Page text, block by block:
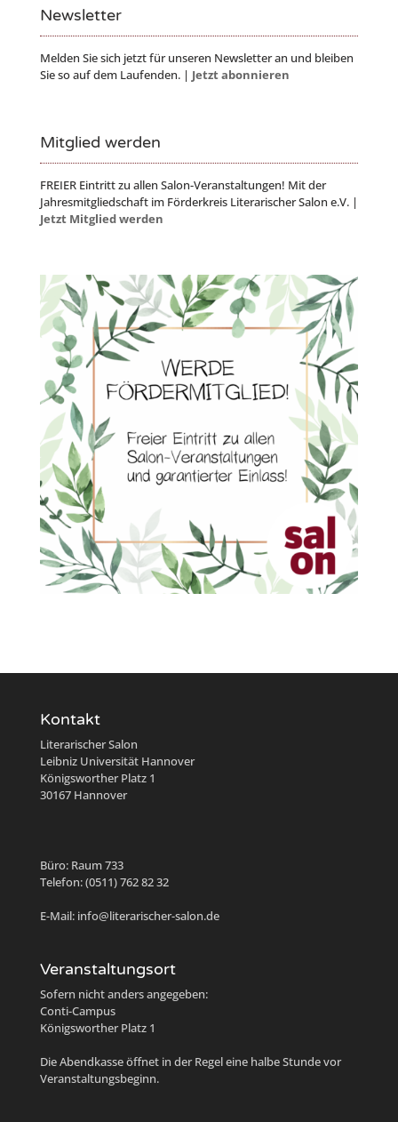
Newsletter
Melden Sie sich jetzt für unseren Newsletter an und bleiben
Sie so auf dem Laufenden. | Jetzt abonnieren
Mitglied werden
FREIER Eintritt zu allen Salon-Veranstaltungen! Mit der
Jahresmitgliedschaft im Förderkreis Literarischer Salon e.V. |
Jetzt Mitglied werden
Kontakt
Literarischer Salon
Leibniz Universität Hannover
Königsworther Platz 1
30167 Hannover
Büro: Raum 733
Telefon: (0511) 762 82 32
E-Mail: info@literarischer-salon.de
Veranstaltungsort
Sofern nicht anders angegeben:
Conti-Campus
Königsworther Platz 1
Die Abendkasse öffnet in der Regel eine halbe Stunde vor
Veranstaltungsbeginn.